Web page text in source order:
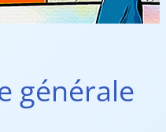
générale